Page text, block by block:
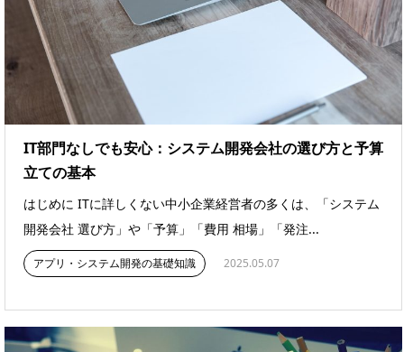
IT部門なしでも安心：システム開発会社の選び方と予算
立ての基本
はじめに ITに詳しくない中小企業経営者の多くは、「システム
開発会社 選び方」や「予算」「費用 相場」「発注...
アプリ・システム開発の基礎知識 2025.05.07